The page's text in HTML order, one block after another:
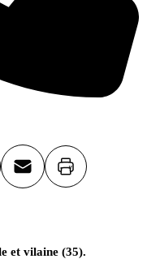
Email Imprimer
et vilaine (35).